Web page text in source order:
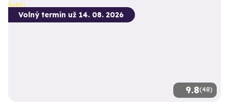
9.8(48)
Volný termín už 14. 08. 2026